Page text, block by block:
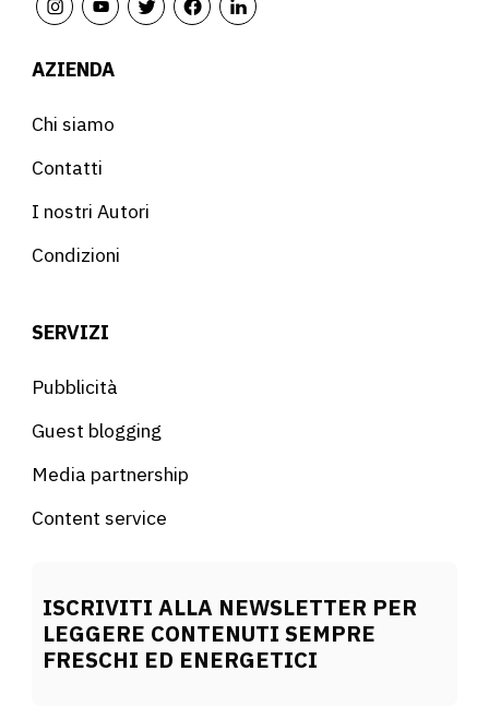
AZIENDA
Chi siamo
Contatti
I nostri Autori
Condizioni
SERVIZI
Pubblicità
Guest blogging
Media partnership
Content service
ISCRIVITI ALLA NEWSLETTER PER
LEGGERE CONTENUTI SEMPRE
FRESCHI ED ENERGETICI